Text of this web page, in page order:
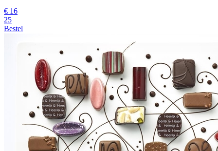
€ 16
25
Bestel